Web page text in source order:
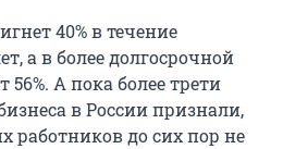
40% в течение
а в более долгосрочной
56%. А пока более трети
в России признали,
работников до сих пор не